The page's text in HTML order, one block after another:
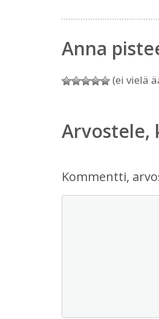
Anna
(ei vielä
Arvostele,
Kommentti,